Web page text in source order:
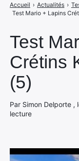
Test
Crétins
(5)
Par Simon Delporte
lecture
Accueil › Actualités ›
Test Mario + Lapins